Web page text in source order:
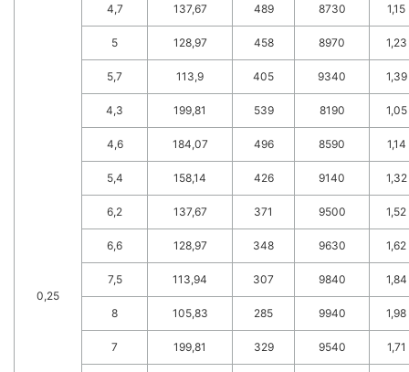
0,25
4,7 137,67 489 8730 1,15
5 128,97 458 8970 1,23
5,7 113,9 405 9340 1,39
4,3 199,81 539 8190 1,05
4,6 184,07 496 8590 1,14
5,4 158,14 426 9140 1,32
6,2 137,67 371 9500 1,52
6,6 128,97 348 9630 1,62
7,5 113,94 307 9840 1,84
8 105,83 285 9940 1,98
7 199,81 329 9540 1,71